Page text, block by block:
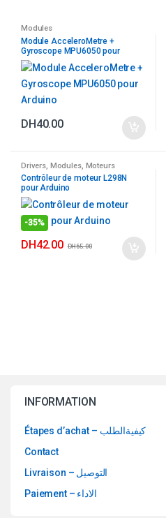
Modules
Module AcceleroMetre +
Gyroscope MPU6050 pour
Arduino
DH40.00
Drivers Modules, Moteurs
Contrôleur de moteur L298N
pour Arduino
-35%
DH42.00 DH65.00
INFORMATION
Étapes d’achat – كيفيةالطلب
Contact
Livraison – التوصيل
Paiement – الاداء